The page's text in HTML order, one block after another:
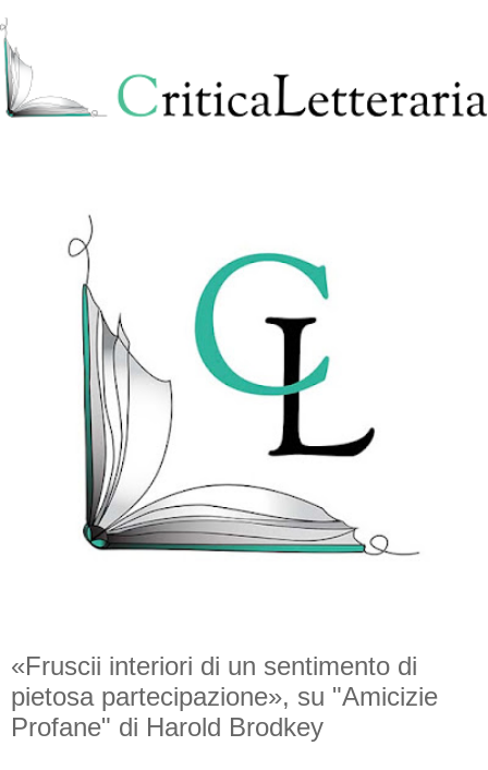
«Fruscii interiori di un sentimento di
pietosa partecipazione», su "Amicizie
Profane" di Harold Brodkey